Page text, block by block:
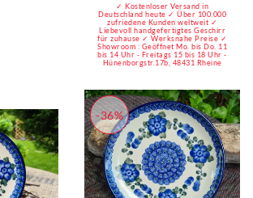
✓ Kostenloser Versand in
Deutschland heute ✓ Über 100.000
zufriedene Kunden weltweit ✓
Liebevoll handgefertigtes Geschirr
für zuhause ✓ Werksnahe Preise ✓
Showroom : Geöffnet Mo. bis Do. 11
bis 14 Uhr - Freitags 15 bis 18 Uhr -
Hünenborgstr.17b, 48431 Rheine
-36%